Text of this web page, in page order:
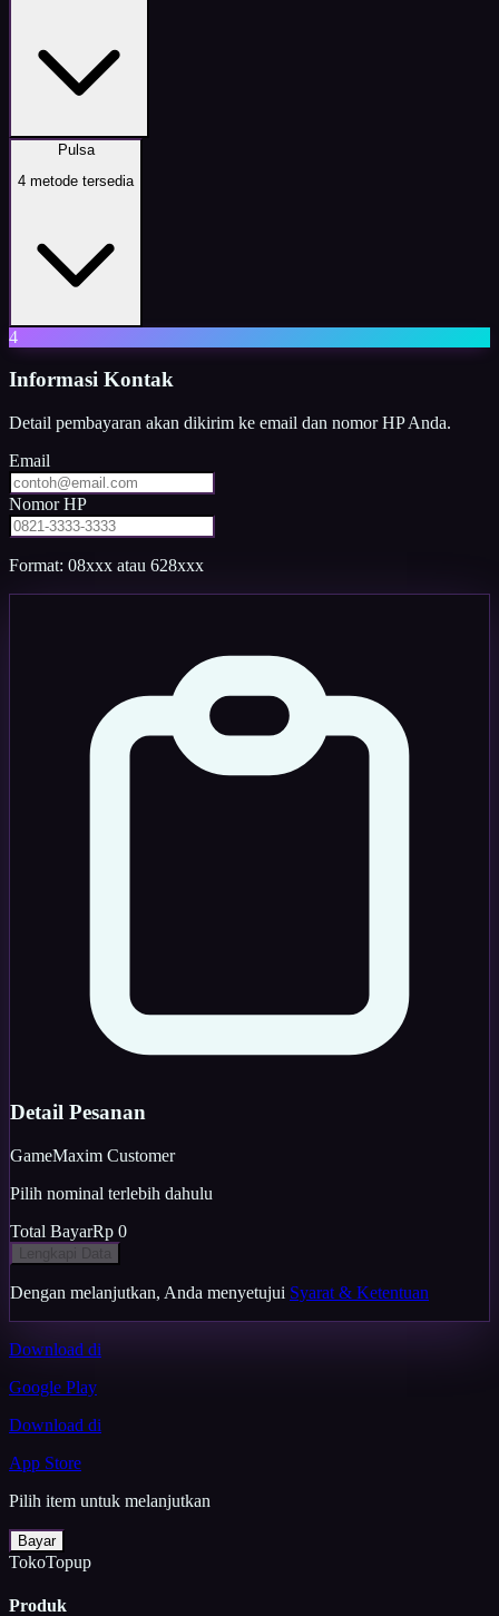
Pulsa
4 metode tersedia
4
Informasi Kontak
Detail pembayaran akan dikirim ke email dan nomor HP Anda.
Email
Nomor HP
Format: 08xxx atau 628xxx
Detail Pesanan
GameMaxim Customer
Pilih nominal terlebih dahulu
Total BayarRp 0
Dengan melanjutkan, Anda menyetujui Syarat & Ketentuan
Download di
Google Play
Download di
App Store
Pilih item untuk melanjutkan
Bayar
TokoTopup
Produk